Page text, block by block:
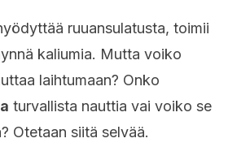
ruuansulatusta, toimii
kaliumia. Mutta voiko
laihtumaan? Onko
turvallista nauttia vai voiko se
Otetaan siitä selvää.